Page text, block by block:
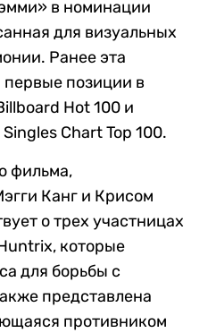
в номинации
для визуальных
Ранее эта
позиции в
Hot 100 и
Chart Top 100.
фильма,
Канг и Крисом
о трех участницах
которые
для борьбы с
представлена
противником